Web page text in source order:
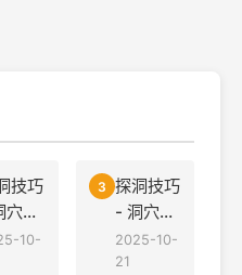
技巧
穴探
的装
量化
10-
3 探洞技巧
- 洞穴探
险中的水
源管理策
2025-10-
21